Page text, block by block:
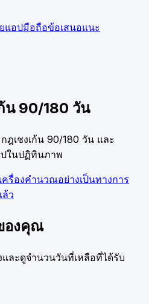
แอปมือถือข้อเสนอแนะ
น 90/180 วัน
เชงเก้น 90/180 วัน และ
ปในปฏิทินภาพ
รื่องคำนวณอย่างเป็นทางการ
ว
องคุณ
ละดูจำนวนวันที่เหลือที่ได้รับ